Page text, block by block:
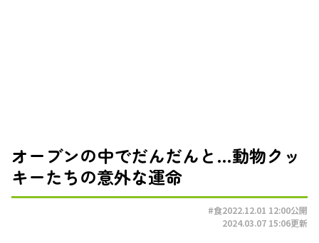
オーブンの中でだんだんと…動物クッ
キーたちの意外な運命
#食2022.12.01 12:00公開
2024.03.07 15:06更新